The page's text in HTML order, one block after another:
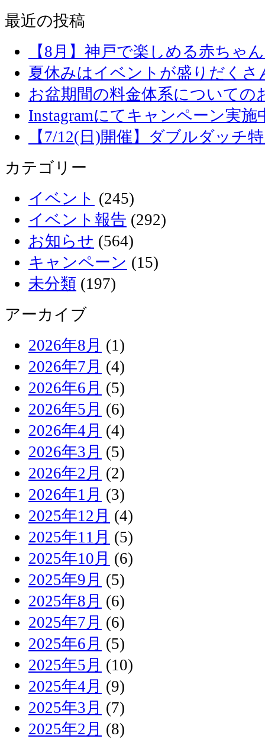
最近の投稿
【8月】神戸で楽しめる赤ちゃ
夏休みはイベントが盛りだくさ
お盆期間の料金体系についての
Instagramにてキャンペーン実施
【7/12(日)開催】ダブルダッチ
カテゴリー
イベント (245)
イベント報告 (292)
お知らせ (564)
キャンペーン (15)
未分類 (197)
アーカイブ
2026年8月 (1)
2026年7月 (4)
2026年6月 (5)
2026年5月 (6)
2026年4月 (4)
2026年3月 (5)
2026年2月 (2)
2026年1月 (3)
2025年12月 (4)
2025年11月 (5)
2025年10月 (6)
2025年9月 (5)
2025年8月 (6)
2025年7月 (6)
2025年6月 (5)
2025年5月 (10)
2025年4月 (9)
2025年3月 (7)
2025年2月 (8)